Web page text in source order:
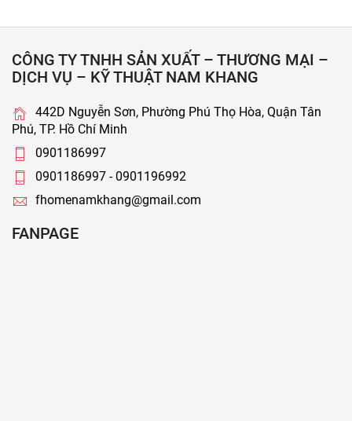
CÔNG TY TNHH SẢN XUẤT – THƯƠNG MẠI –
DỊCH VỤ – KỸ THUẬT NAM KHANG
442D Nguyễn Sơn, Phường Phú Thọ Hòa, Quận Tân
Phú, TP. Hồ Chí Minh
0901186997
0901186997 - 0901196992
fhomenamkhang@gmail.com
FANPAGE